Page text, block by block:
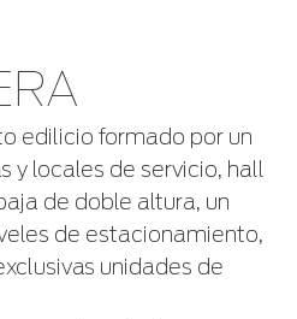
edilicio formado por un
y locales de servicio, hall
de doble altura, un
de estacionamiento,
unidades de